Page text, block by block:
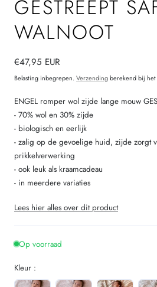
GESTREEPT
WALNOOT
Normale
prijs
€47,95 EUR
Belasting inbegrepen. Verzendingberekend bij het
ENGEL romper wol zijde lange mouw
- 70% wol en 30% zijde
- biologisch en eerlijk
- zalig op de gevoelige huid, zijde zorgt
prikkelverwerking
- ook leuk als kraamcadeau
- in meerdere variaties
Lees hier alles over dit product
Op voorraad
Kleur :